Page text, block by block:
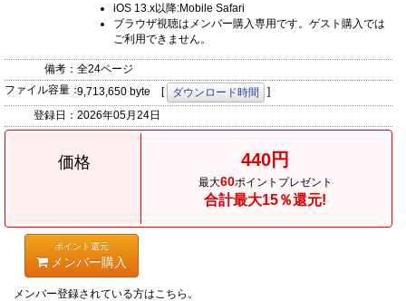
iOS 13.x以降:Mobile Safari
ブラウザ視聴はメンバー購入専用です。ゲスト購入では
ご利用できません。
備考： 全24ページ
ファイル容量：9,713,650 byte [ ダウンロード時間
]
登録日： 2026年05月24日
価格 440円
最大60ポイントプレゼント
合計最大15％還元!
ポイント還元
メンバー購入
メンバー登録されている方はこちら。